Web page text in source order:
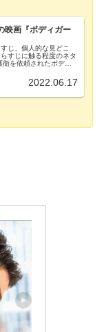
映画『ボディガー
じ、個人的な見どこ
すじに触る程度のネタ
を依頼されたボディ
・ラブ・ユー」も有
2022.06.17